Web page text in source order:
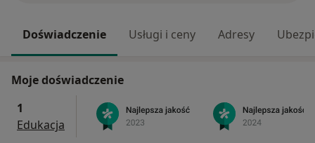
Doświadczenie Usługi i ceny Adresy
Moje doświadczenie
1
Edukacja